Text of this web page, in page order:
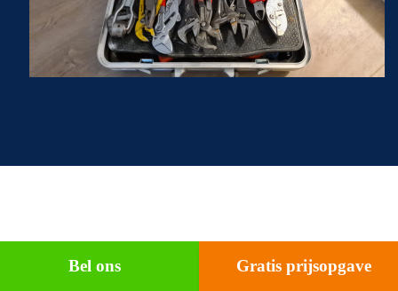
Bel ons Gratis prijsopgave